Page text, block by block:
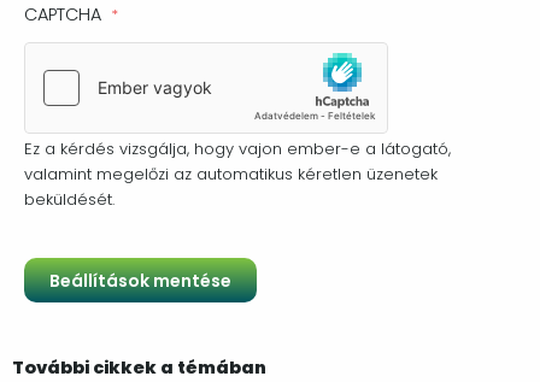
CAPTCHA
Ez a kérdés vizsgálja, hogy vajon ember-e a látogató,
valamint megelőzi az automatikus kéretlen üzenetek
beküldését.
További cikkek a témában